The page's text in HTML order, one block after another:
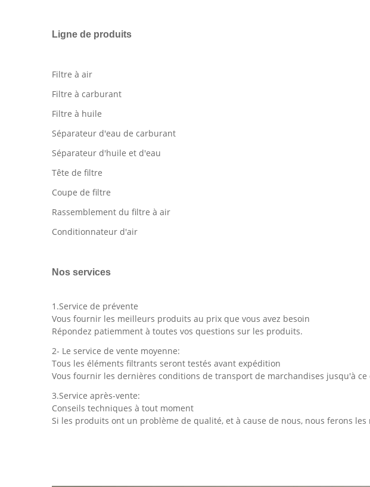
Ligne de produits
Filtre à air
Filtre à carburant
Filtre à huile
Séparateur d'eau de carburant
Séparateur d'huile et d'eau
Tête de filtre
Coupe de filtre
Rassemblement du filtre à air
Conditionnateur d'air
Nos services
1.Service de prévente
Vous fournir les meilleurs produits au prix que vous avez besoin
Répondez patiemment à toutes vos questions sur les produits.
2- Le service de vente moyenne:
Tous les éléments filtrants seront testés avant expédition
Vous fournir les dernières conditions de transport de marchandises jusqu'à ce
3.Service après-vente:
Conseils techniques à tout moment
Si les produits ont un problème de qualité, et à cause de nous, nous ferons